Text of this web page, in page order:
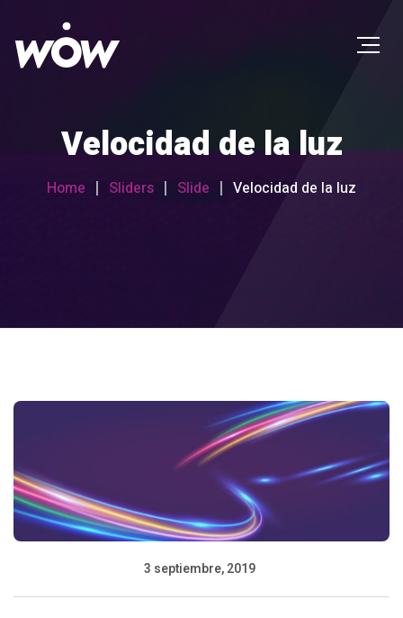
Velocidad de la luz
Home Sliders Slide Velocidad de la luz
3 septiembre, 2019